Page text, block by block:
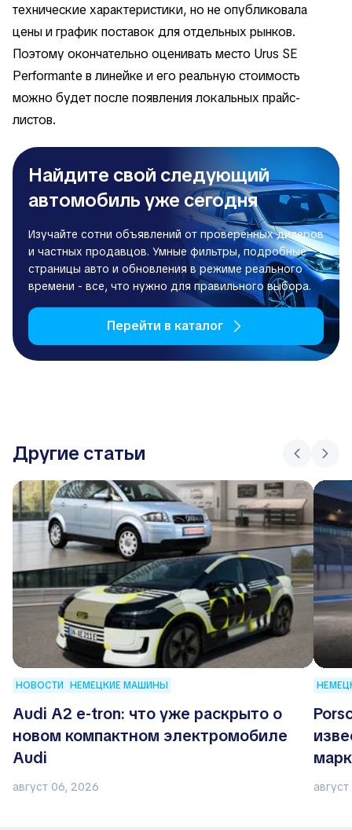
технические характеристики, но не опубликовала
цены и график поставок для отдельных рынков.
Поэтому окончательно оценивать место Urus SE
Performante в линейке и его реальную стоимость
можно будет после появления локальных прайс-
листов.
Найдите свой следующий
автомобиль уже сегодня
Изучайте сотни объявлений от проверенных дилеров
и частных продавцов. Умные фильтры, подробные
страницы авто и обновления в режиме реального
времени - все, что нужно для правильного выбора.
Перейти в каталог
Другие статьи
НОВОСТИ НЕМЕЦКИЕ МАШИНЫ
Audi A2 e-tron: что уже раскрыто о
новом компактном электромобиле
Audi
август 06, 2026